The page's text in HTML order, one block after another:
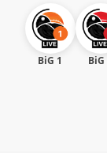
BiG 1 BiG